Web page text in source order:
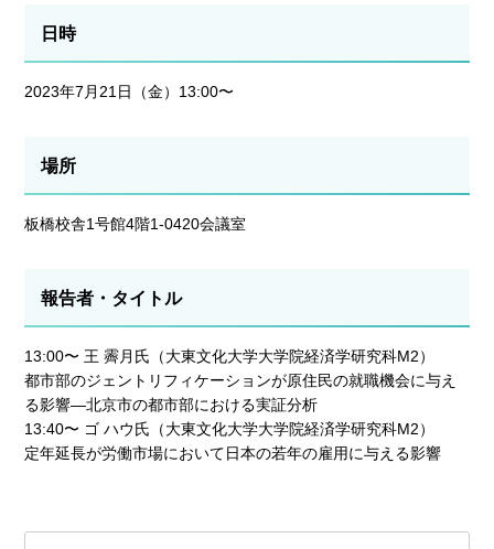
日時
2023年7月21日（金）13:00〜
場所
板橋校舎1号館4階1-0420会議室
報告者・タイトル
13:00〜 王 霽月氏（大東文化大学大学院経済学研究科M2）
都市部のジェントリフィケーションが原住民の就職機会に与え
る影響―北京市の都市部における実証分析
13:40〜 ゴ ハウ氏（大東文化大学大学院経済学研究科M2）
定年延長が労働市場において日本の若年の雇用に与える影響